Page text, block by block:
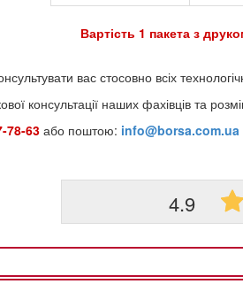
Вартість 1 пакета з
вас стосовно всіх
консультації наших фахівців та
78-63 або поштою: info@borsa.com.ua
4.9